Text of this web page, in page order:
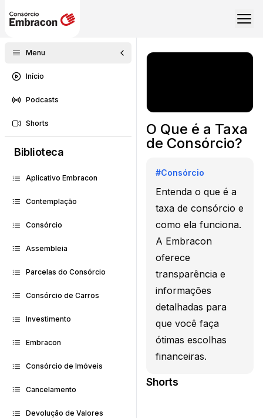
Menu
Início
Podcasts
Shorts
Biblioteca
Aplicativo Embracon
Contemplação
Consórcio
Assembleia
Parcelas do Consórcio
Consórcio de Carros
Investimento
Embracon
Consórcio de Imóveis
Cancelamento
Devolução de Valores
O Que é a Taxa
de Consórcio?
#Consórcio
Entenda o que é a
taxa de consórcio e
como ela funciona.
A Embracon
oferece
transparência e
informações
detalhadas para
que você faça
ótimas escolhas
financeiras.
Shorts